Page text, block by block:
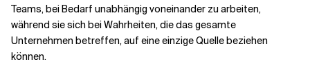
Teams, bei Bedarf unabhängig voneinander zu arbeiten,
während sie sich bei Wahrheiten, die das gesamte
Unternehmen betreffen, auf eine einzige Quelle beziehen
können.